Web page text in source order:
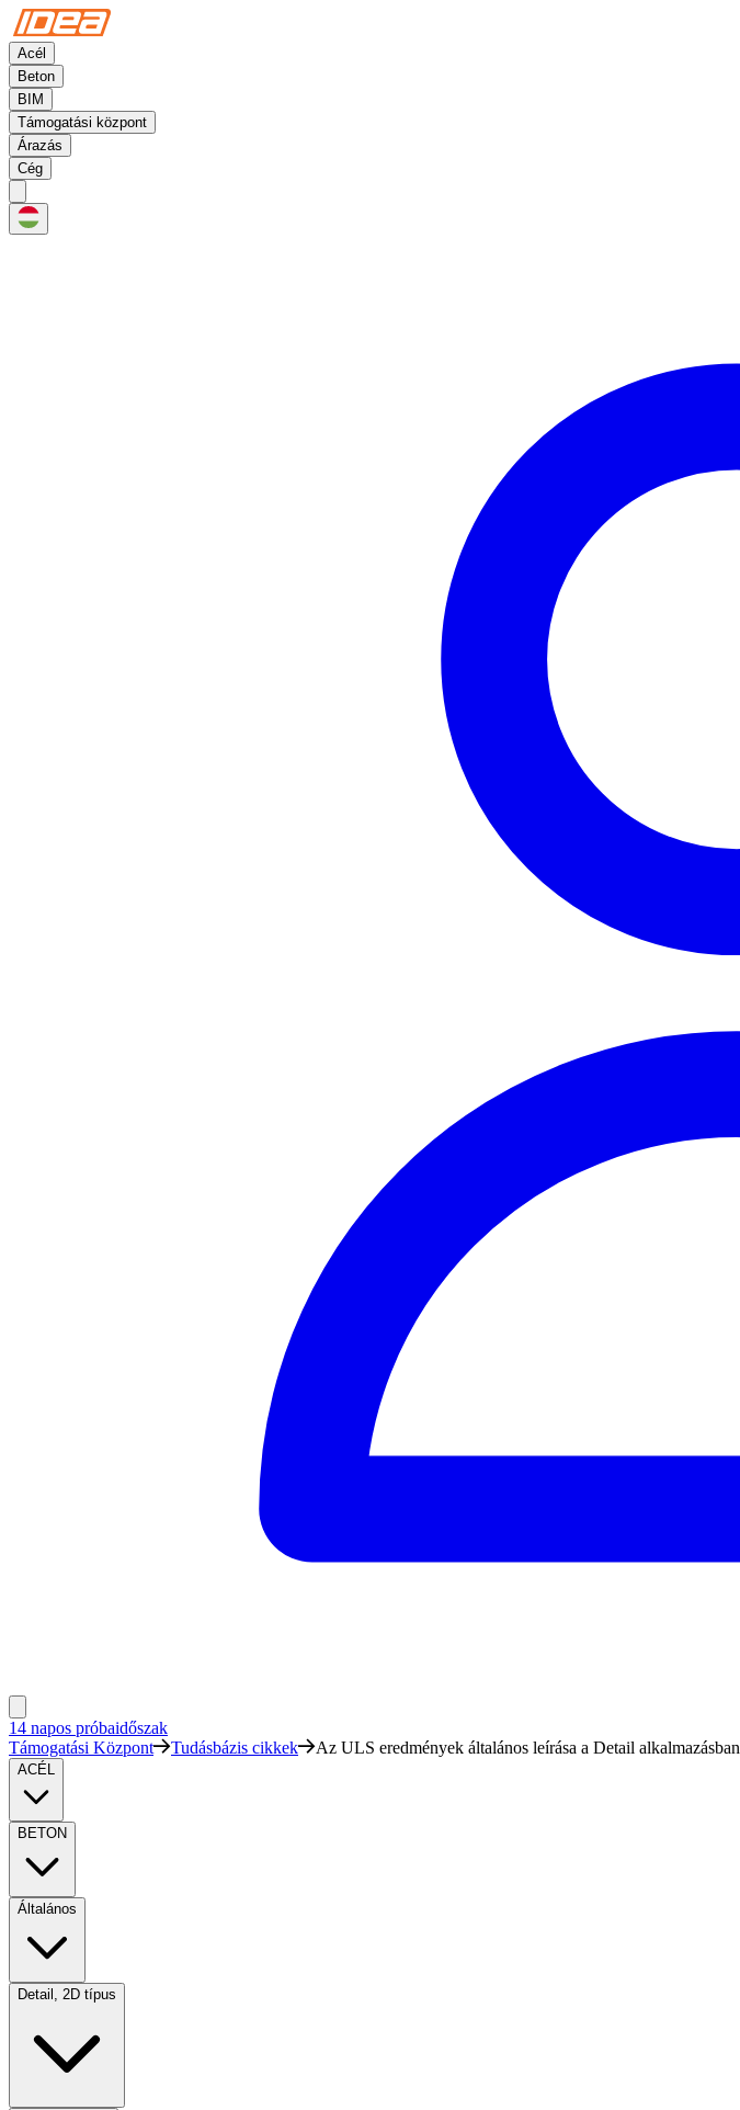
Acél
Beton
BIM
Támogatási központ
Árazás
Cég
14 napos próbaidőszak
Támogatási Központ
Tudásbázis cikkek Az ULS eredmények általános leírása a Detail alkalmazásban
ACÉL
BETON
Általános
Detail, 2D típus